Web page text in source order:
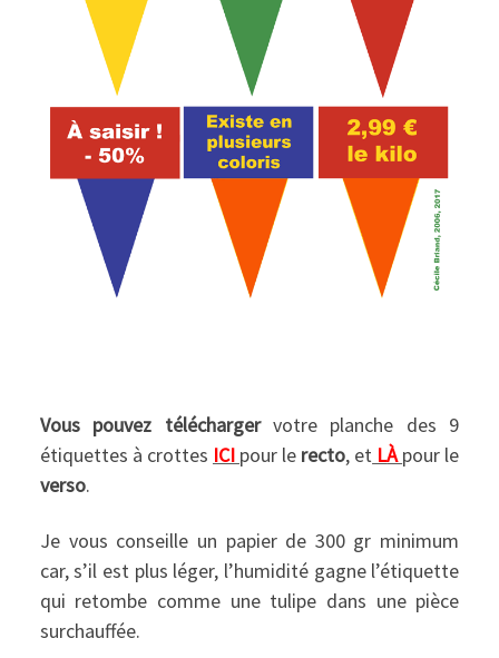
Vous pouvez télécharger votre planche des 9
étiquettes à crottes ICI pour le recto, et LÀpour le
verso.
Je vous conseille un papier de 300 gr minimum
car, s’il est plus léger, l’humidité gagne l’étiquette
qui retombe comme une tulipe dans une pièce
surchauffée.